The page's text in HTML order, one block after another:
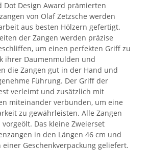
Dot Design Award prämierten
von Olaf Zetzsche werden
aus besten Hölzern gefertigt.
der Zangen werden präzise
um einen perfekten Griff zu
ihrer Daumenmulden und
die Zangen gut in der Hand und
Führung. Der Griff der
verleimt und zusätzlich mit
miteinander verbunden, um eine
zu gewährleisten. Alle Zangen
Das kleine Zweierset
in den Längen 46 cm und
Geschenkverpackung geliefert.